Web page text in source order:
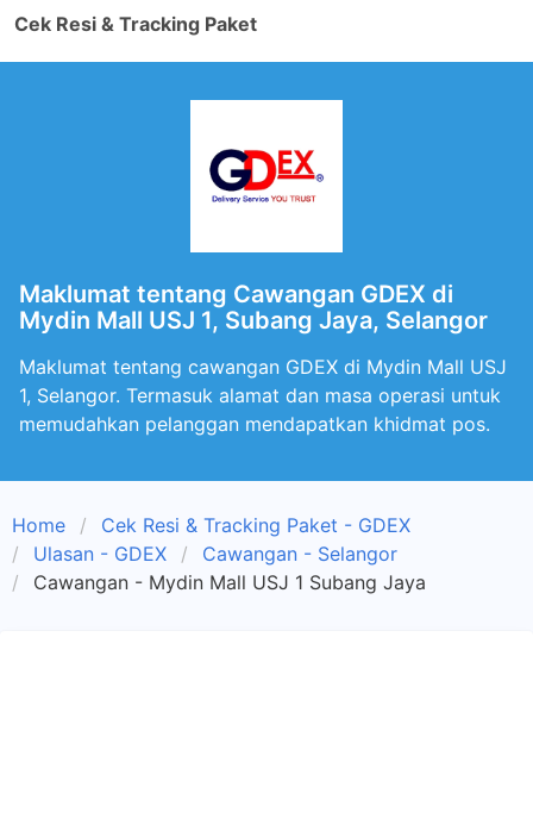
Cek Resi & Tracking Paket
Maklumat tentang Cawangan GDEX di
Mydin Mall USJ 1, Subang Jaya, Selangor
Maklumat tentang cawangan GDEX di Mydin Mall USJ
1, Selangor. Termasuk alamat dan masa operasi untuk
memudahkan pelanggan mendapatkan khidmat pos.
Home
Cek Resi & Tracking Paket - GDEX
Ulasan - GDEX
Cawangan - Selangor
Cawangan - Mydin Mall USJ 1 Subang Jaya